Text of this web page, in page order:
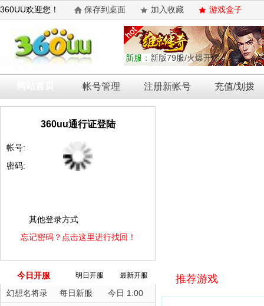
360UU欢迎您！ 保存到桌面 加入收藏 游戏盒子
新服： 新版79服/火爆开启
帐号管理 注册新帐号 充值/划拨
360uu通行证登陆
帐号:
密码:
其他登录方式
忘记密码？点击这里进行找回！
今日开服 明日开服 最新开服
幻想名将录 每日新服
今日 1:00
推荐游戏